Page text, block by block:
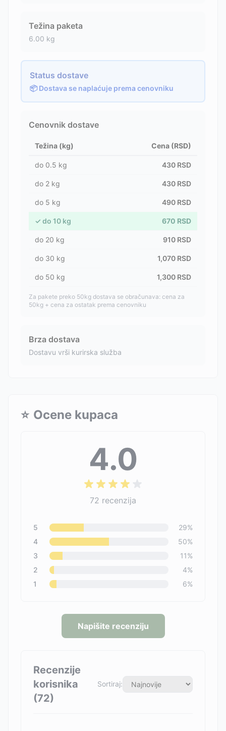
Težina paketa
6.00 kg
Status dostave
📦 Dostava se naplaćuje prema cenovniku
Cenovnik dostave
Težina (kg) Cena (RSD)
do 0.5 kg 430 RSD
do 2 kg 430 RSD
do 5 kg 490 RSD
✓ do 10 kg 670 RSD
do 20 kg 910 RSD
do 30 kg 1,070 RSD
do 50 kg 1,300 RSD
Za pakete preko 50kg dostava se obračunava: cena za
50kg + cena za ostatak prema cenovniku
Brza dostava
Dostavu vrši kurirska služba
⭐ Ocene kupaca
4.0
72 recenzija
5 29%
4
50%
3
11%
2
4%
1
6%
Napišite recenziju
Recenzije
korisnika
(72)
Sortiraj: